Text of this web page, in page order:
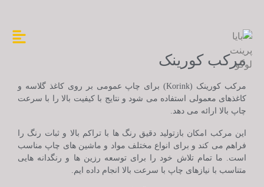
مرکب کورینک
مرکب کورینک (Korink) برای چاپ عمومی بر روی کاغذ گلاسه و
کاغذهای معمولی استفاده می شود و نتایج با کیفیت بالا را با سرعت
چاپ بالا ارائه می دهد.
این مرکب امکان بازتولید دقیق رنگ ها با تراکم بالا و ثبات رنگ را
فراهم می کند و برای انواع مختلف مواد و ماشین های چاپ مناسب
است. ما تمام تلاش خود را برای توسعه رزین ها و رنگدانه هایی
متناسب با نیازهای چاپ با سرعت بالا انجام داده ایم.